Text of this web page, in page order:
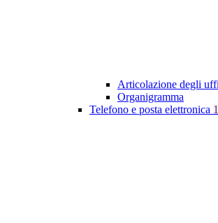
Articolazione degli
Organigramma
Telefono e posta elettronica 1